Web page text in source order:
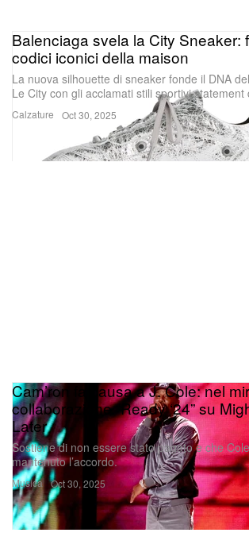
Calzature
Balenciaga svela la City Sneaker:
codici iconici della maison
La nuova silhouette di sneaker fonde il DNA
Le City con gli acclamati stili sportivi statement
Oct 30, 2025
Musica
Cam’ron fa causa a J. Cole: nel
collaborazione “Ready ‘24” su
Later
Sostiene di non essere stato pagato e che
mantenuto l’accordo.
Oct 30, 2025